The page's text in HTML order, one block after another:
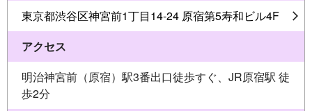
東京都渋谷区神宮前1丁目14-24 原宿第5寿和ビル4F
アクセス
明治神宮前（原宿）駅3番出口徒歩すぐ、JR原宿駅 徒
歩2分